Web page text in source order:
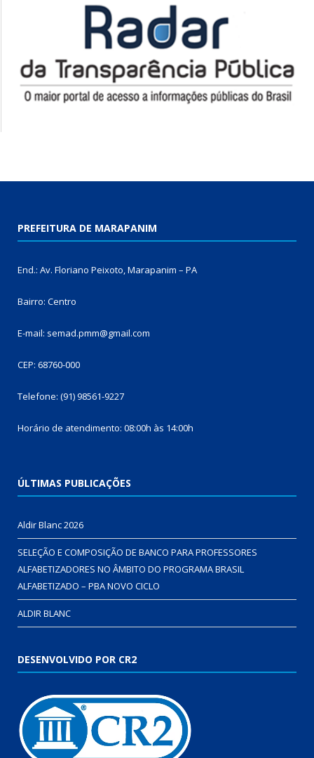
PREFEITURA DE MARAPANIM
End.: Av. Floriano Peixoto, Marapanim – PA
Bairro: Centro
E-mail: semad.pmm@gmail.com
CEP: 68760-000
Telefone: (91) 98561-9227
Horário de atendimento: 08:00h às 14:00h
ÚLTIMAS PUBLICAÇÕES
Aldir Blanc 2026
SELEÇÃO E COMPOSIÇÃO DE BANCO PARA PROFESSORES
ALFABETIZADORES NO ÂMBITO DO PROGRAMA BRASIL
ALFABETIZADO – PBA NOVO CICLO
ALDIR BLANC
DESENVOLVIDO POR CR2